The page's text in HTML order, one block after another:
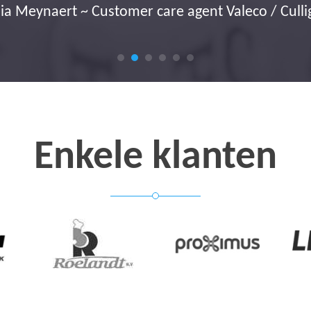
Meynaert ~ Customer care agent Valeco /
Enkele klanten